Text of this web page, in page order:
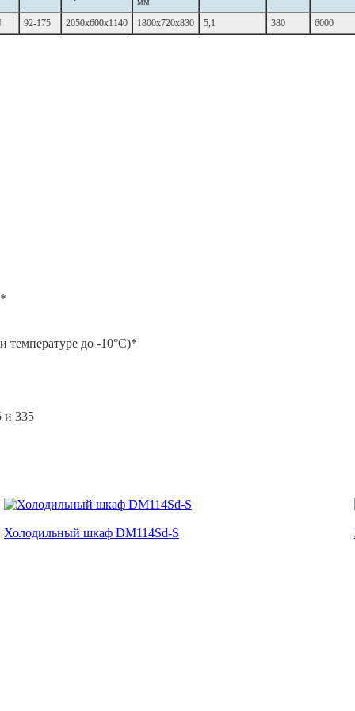
92-175 2050x600x1140 1800x720x830 5,1 380 6000
температуре до -10°С)*
и 335
Холодильный шкаф DM114Sd-S